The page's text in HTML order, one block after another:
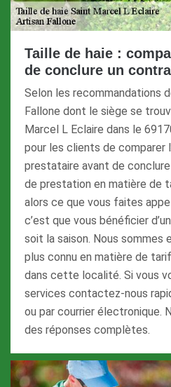
Taille de haie :
de conclure un
Selon les recommandations
Fallone dont le siège se
Marcel L Eclaire dans le
pour les clients de comparer
prestataire avant de
de prestation en matière de
alors ce que vous faites
c’est que vous bénéficier
soit la saison. Nous
plus connu en matière de
dans cette localité. Si vous
services contactez-nous
ou par courrier électronique.
des réponses complètes.